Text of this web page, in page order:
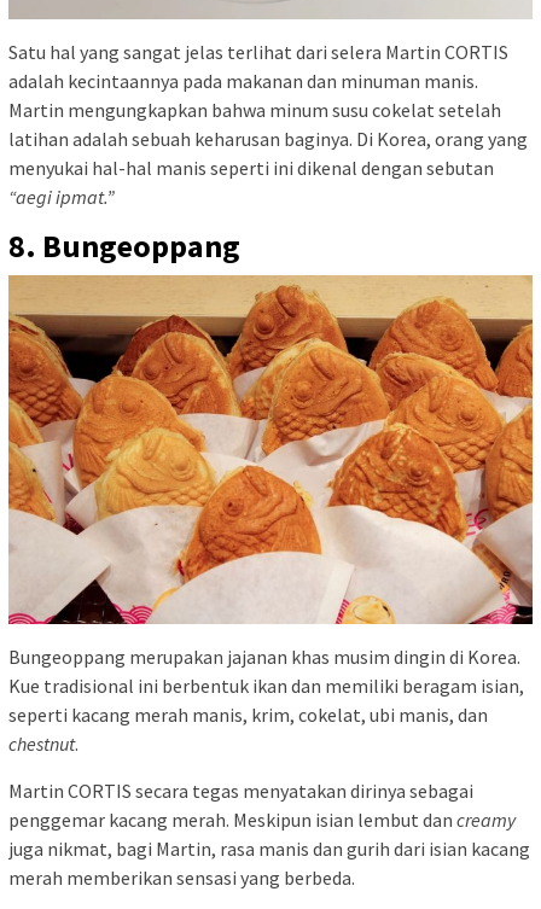
Satu hal yang sangat jelas terlihat dari selera Martin CORTIS
adalah kecintaannya pada makanan dan minuman manis.
Martin mengungkapkan bahwa minum susu cokelat setelah
latihan adalah sebuah keharusan baginya. Di Korea, orang yang
menyukai hal-hal manis seperti ini dikenal dengan sebutan
“aegi ipmat.”
8. Bungeoppang
Bungeoppang merupakan jajanan khas musim dingin di Korea.
Kue tradisional ini berbentuk ikan dan memiliki beragam isian,
seperti kacang merah manis, krim, cokelat, ubi manis, dan
chestnut.
Martin CORTIS secara tegas menyatakan dirinya sebagai
penggemar kacang merah. Meskipun isian lembut dan creamy
juga nikmat, bagi Martin, rasa manis dan gurih dari isian kacang
merah memberikan sensasi yang berbeda.